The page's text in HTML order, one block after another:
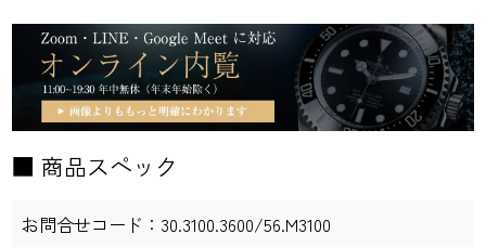
■ 商品スペック
お問合せコード： 30.3100.3600/56.M3100